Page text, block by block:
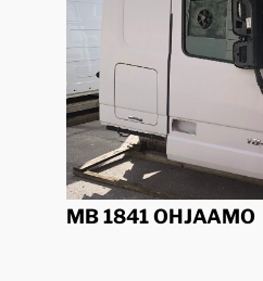
MB 1841 OHJAAMO